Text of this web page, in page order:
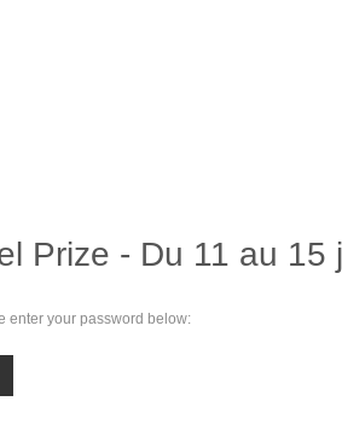
Prize - Du 11 au
enter your password below: